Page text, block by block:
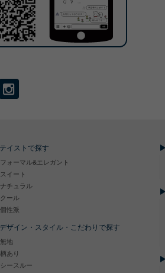
テイストで探す
フォーマル&エレガント
スイート
ナチュラル
クール
個性派
デザイン・スタイル・こだわりで探す
無地
柄あり
シースルー